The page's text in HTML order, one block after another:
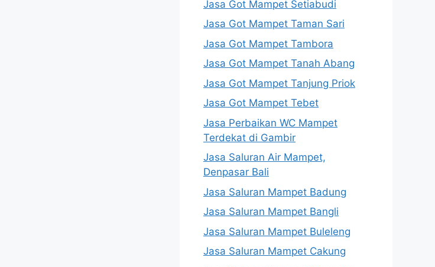
Jasa Got Mampet Setiabudi
Jasa Got Mampet Taman Sari
Jasa Got Mampet Tambora
Jasa Got Mampet Tanah Abang
Jasa Got Mampet Tanjung Priok
Jasa Got Mampet Tebet
Jasa Perbaikan WC Mampet
Terdekat di Gambir
Jasa Saluran Air Mampet,
Denpasar Bali
Jasa Saluran Mampet Badung
Jasa Saluran Mampet Bangli
Jasa Saluran Mampet Buleleng
Jasa Saluran Mampet Cakung